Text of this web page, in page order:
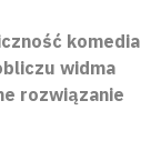
komedia
widma
rozwiązanie